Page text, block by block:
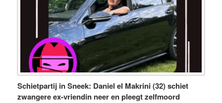
Schietpartij in Sneek: Daniel el Makrini (32) schiet
zwangere ex-vriendin neer en pleegt zelfmoord